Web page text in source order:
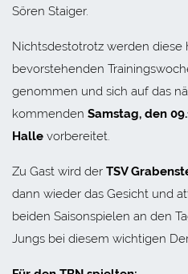
Sören Staiger.
Nichtsdestotrotz werden
bevorstehenden
genommen und sich auf das
kommenden Samstag, den
Halle vorbereitet.
Zu Gast wird der TSV
dann wieder das Gesicht und
beiden Saisonspielen an den
Jungs bei diesem wichtigen